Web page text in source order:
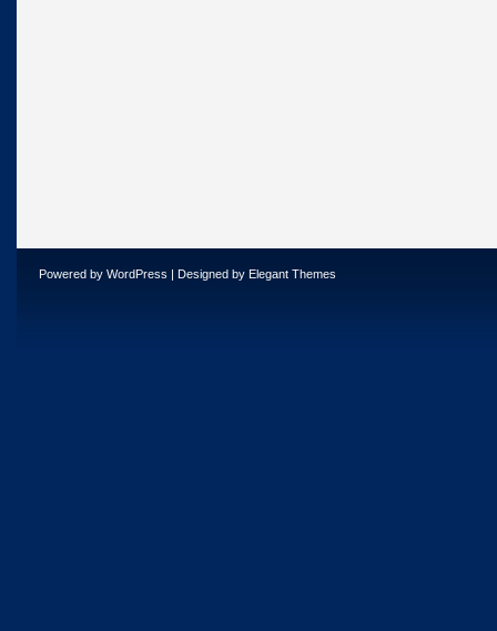
Powered by WordPress | Designed by Elegant Themes